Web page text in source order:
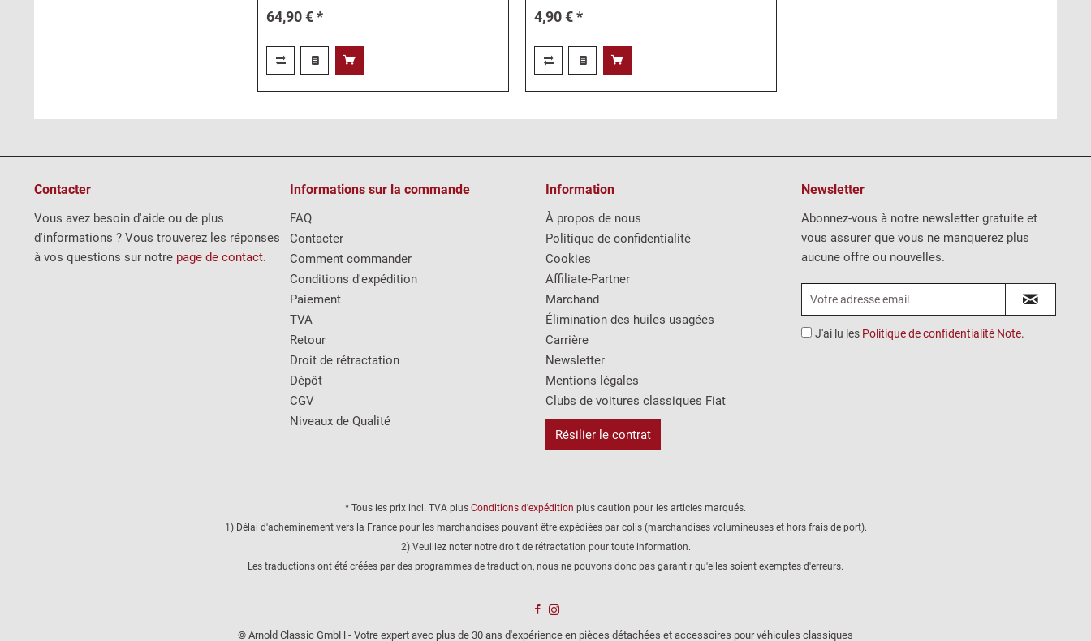
64,90 € * 4,90 € *
Contacter
Vous avez besoin d'aide ou de plus
d'informations ? Vous trouverez les réponses
à vos questions sur notre page de contact.
Informations sur la commande
FAQ
Contacter
Comment commander
Conditions d'expédition
Paiement
TVA
Retour
Droit de rétractation
Dépôt
CGV
Niveaux de Qualité
Information
À propos de nous
Politique de confidentialité
Cookies
Affiliate-Partner
Marchand
Élimination des huiles usagées
Carrière
Newsletter
Mentions légales
Clubs de voitures classiques Fiat
Résilier le contrat
Newsletter
Abonnez-vous à notre newsletter gratuite et
vous assurer que vous ne manquerez plus
aucune offre ou nouvelles.
J'ai lu les Politique de confidentialité Note.
* Tous les prix incl. TVA plus Conditions d'expédition plus caution pour les articles marqués.
1) Délai d'acheminement vers la France pour les marchandises pouvant être expédiées par colis (marchandises volumineuses et hors frais de port).
2) Veuillez noter notre droit de rétractation pour toute information.
Les traductions ont été créées par des programmes de traduction, nous ne pouvons donc pas garantir qu'elles soient exemptes d'erreurs.
© Arnold Classic GmbH - Votre expert avec plus de 30 ans d'expérience en pièces détachées et accessoires pour véhicules classiques